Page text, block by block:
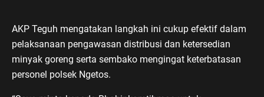
AKP Teguh mengatakan langkah ini cukup efektif dalam
pelaksanaan pengawasan distribusi dan ketersedian
minyak goreng serta sembako mengingat keterbatasan
personel polsek Ngetos.